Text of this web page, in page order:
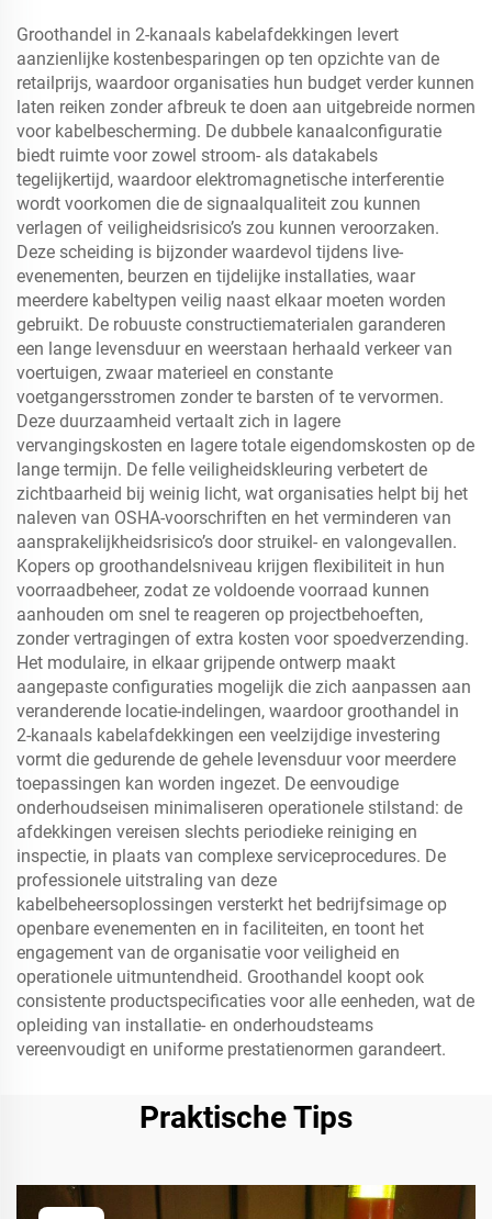
vliegtuigen, vrachtwagens,
camperwagens AWC01
Productcategorie
Groothandel in 2-kanaals kabelafdekkingen levert
aanzienlijke kostenbesparingen op ten opzichte van de
retailprijs, waardoor organisaties hun budget verder kunnen
laten reiken zonder afbreuk te doen aan uitgebreide normen
voor kabelbescherming. De dubbele kanaalconfiguratie
biedt ruimte voor zowel stroom- als datakabels
tegelijkertijd, waardoor elektromagnetische interferentie
wordt voorkomen die de signaalqualiteit zou kunnen
verlagen of veiligheidsrisico’s zou kunnen veroorzaken.
Deze scheiding is bijzonder waardevol tijdens live-
evenementen, beurzen en tijdelijke installaties, waar
meerdere kabeltypen veilig naast elkaar moeten worden
gebruikt. De robuuste constructiematerialen garanderen
een lange levensduur en weerstaan herhaald verkeer van
voertuigen, zwaar materieel en constante
voetgangersstromen zonder te barsten of te vervormen.
Deze duurzaamheid vertaalt zich in lagere
vervangingskosten en lagere totale eigendomskosten op de
lange termijn. De felle veiligheidskleuring verbetert de
zichtbaarheid bij weinig licht, wat organisaties helpt bij het
naleven van OSHA-voorschriften en het verminderen van
aansprakelijkheidsrisico’s door struikel- en valongevallen.
Kopers op groothandelsniveau krijgen flexibiliteit in hun
voorraadbeheer, zodat ze voldoende voorraad kunnen
aanhouden om snel te reageren op projectbehoeften,
zonder vertragingen of extra kosten voor spoedverzending.
Het modulaire, in elkaar grijpende ontwerp maakt
aangepaste configuraties mogelijk die zich aanpassen aan
veranderende locatie-indelingen, waardoor groothandel in
2-kanaals kabelafdekkingen een veelzijdige investering
vormt die gedurende de gehele levensduur voor meerdere
toepassingen kan worden ingezet. De eenvoudige
onderhoudseisen minimaliseren operationele stilstand: de
afdekkingen vereisen slechts periodieke reiniging en
inspectie, in plaats van complexe serviceprocedures. De
professionele uitstraling van deze
kabelbeheersoplossingen versterkt het bedrijfsimage op
openbare evenementen en in faciliteiten, en toont het
engagement van de organisatie voor veiligheid en
operationele uitmuntendheid. Groothandel koopt ook
consistente productspecificaties voor alle eenheden, wat de
opleiding van installatie- en onderhoudsteams
vereenvoudigt en uniforme prestatienormen garandeert.
Praktische Tips